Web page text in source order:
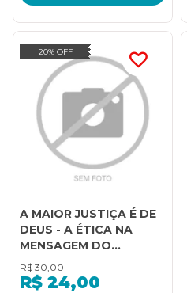
20% OFF
A MAIOR JUSTIÇA É DE
DEUS - A ÉTICA NA
MENSAGEM DO
EVANGELHO DE
MATEUS
R$ 30,00
R$ 24,00